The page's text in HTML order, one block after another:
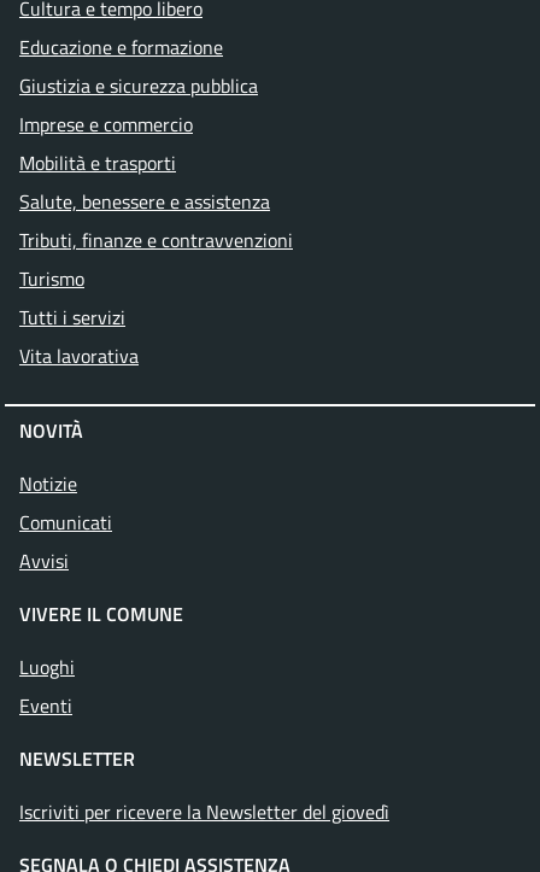
Cultura e tempo libero
Educazione e formazione
Giustizia e sicurezza pubblica
Imprese e commercio
Mobilità e trasporti
Salute, benessere e assistenza
Tributi, finanze e contravvenzioni
Turismo
Tutti i servizi
Vita lavorativa
NOVITÀ
Notizie
Comunicati
Avvisi
VIVERE IL COMUNE
Luoghi
Eventi
NEWSLETTER
Iscriviti per ricevere la Newsletter del giovedì
SEGNALA O CHIEDI ASSISTENZA